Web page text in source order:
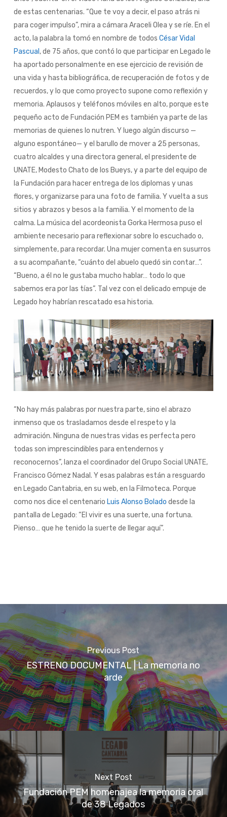
de estas centenarias. “Que te voy a decir, el paso atrás ni
para coger impulso”, mira a cámara Araceli Olea y se ríe. En el
acto, la palabra la tomó en nombre de todos César Vidal
Pascual , de 75 años, que contó lo que participar en Legado le
ha aportado personalmente en ese ejercicio de revisión de
una vida y hasta bibliográfica, de recuperación de fotos y de
recuerdos, y lo que como proyecto supone como reflexión y
memoria. Aplausos y teléfonos móviles en alto, porque este
pequeño acto de Fundación PEM es también ya parte de las
memorias de quienes lo nutren. Y luego algún discurso —
alguno espontáneo— y el barullo de mover a 25 personas,
cuatro alcaldes y una directora general, el presidente de
UNATE, Modesto Chato de los Bueys, y a parte del equipo de
la Fundación para hacer entrega de los diplomas y unas
flores, y organizarse para una foto de familia. Y vuelta a sus
sitios y abrazos y besos a la familia. Y el momento de la
calma. La música del acordeonista Gorka Hermosa puso el
ambiente necesario para reflexionar sobre lo escuchado o,
simplemente, para recordar. Una mujer comenta en susurros
a su acompañante, “cuánto del abuelo quedó sin contar…”.
“Bueno, a él no le gustaba mucho hablar… todo lo que
sabemos era por las tías”. Tal vez con el delicado empuje de
Legado hoy habrían rescatado esa historia.
“No hay más palabras por nuestra parte, sino el abrazo
inmenso que os trasladamos desde el respeto y la
admiración. Ninguna de nuestras vidas es perfecta pero
todas son imprescindibles para entendernos y
reconocernos”, lanza el coordinador del Grupo Social UNATE,
Francisco Gómez Nadal. Y esas palabras están a resguardo
en Legado Cantabria, en su web, en la Filmoteca. Porque
como nos dice el centenario Luis Alonso Bolado desde la
pantalla de Legado: “El vivir es una suerte, una fortuna.
Pienso… que he tenido la suerte de llegar aquí”.
Previous Post
ESTRENO DOCUMENTAL | La memoria no
arde
Next Post
Fundación PEM homenajea la memoria oral
de 38 Legados